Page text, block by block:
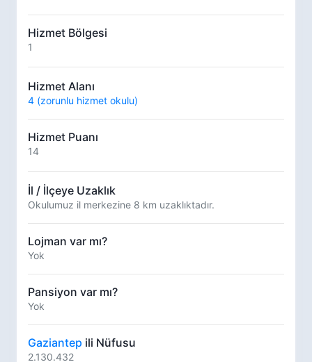
Hizmet Bölgesi
1
Hizmet Alanı
4 (zorunlu hizmet okulu)
Hizmet Puanı
14
İl / İlçeye Uzaklık
Okulumuz il merkezine 8 km uzaklıktadır.
Lojman var mı?
Yok
Pansiyon var mı?
Yok
Gaziantep ili Nüfusu
2.130.432